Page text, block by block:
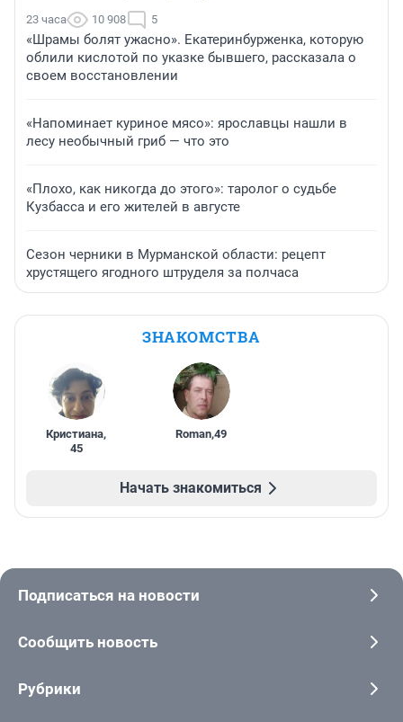
23 часа 10 908 5
«Шрамы болят ужасно». Екатеринбурженка, которую
облили кислотой по указке бывшего, рассказала о
своем восстановлении
«Напоминает куриное мясо»: ярославцы нашли в
лесу необычный гриб — что это
«Плохо, как никогда до этого»: таролог о судьбе
Кузбасса и его жителей в августе
Сезон черники в Мурманской области: рецепт
хрустящего ягодного штруделя за полчаса
ЗНАКОМСТВА
Кристиана,
45
Roman,49
Начать знакомиться
Подписаться на новости
Сообщить новость
Рубрики